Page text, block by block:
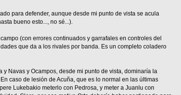
para defender, aunque desde mi punto de vista se acula
bueno esto..., no sé...).
(con errores continuados y garrafales en controles del
que da a los rivales por banda. Es un completo coladero
Navas y Ocampos, desde mi punto de vista, dominaría la
caso de lesión de Acuña, que es lo normal en las últimas
Lukebakio meterlo con Pedrosa, y meter a Juanlu con